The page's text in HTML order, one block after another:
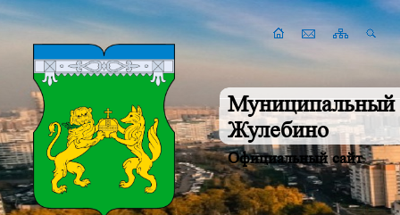
Муниципальный
Жулебино
Официальный сайт